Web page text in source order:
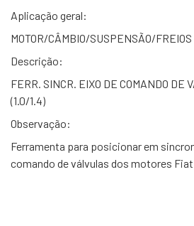
Aplicação geral:
MOTOR/CÂMBIO/SUSPENSÃO/FREIOS
Descrição:
FERR. SINCR. EIXO DE COMANDO DE
(1.0/1.4)
Observação:
Ferramenta para posicionar em
comando de válvulas dos motores Fiat